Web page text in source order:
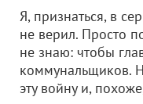
Я, признаться, в
не верил. Просто
не знаю: чтобы
коммунальщиков.
эту войну и,